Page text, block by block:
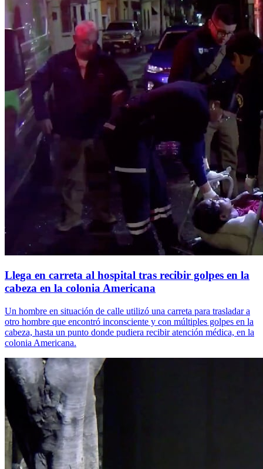
Llega en carreta al hospital tras recibir golpes en la
cabeza en la colonia Americana
Un hombre en situación de calle utilizó una carreta para trasladar a
otro hombre que encontró inconsciente y con múltiples golpes en la
cabeza, hasta un punto donde pudiera recibir atención médica, en la
colonia Americana.